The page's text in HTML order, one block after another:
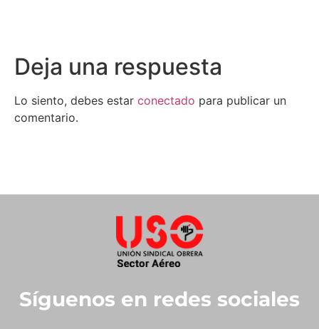
Deja una respuesta
Lo siento, debes estar conectado para publicar un
comentario.
Síguenos en redes sociales